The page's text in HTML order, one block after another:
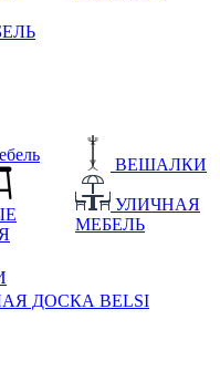
ВЕШАЛКИ
УЛИЧНАЯ
МЕБЕЛЬ
ДОСКА BELSI